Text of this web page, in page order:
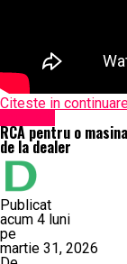
Citeste in
RCA pentru o
de la dealer
Publicat
acum 4 luni
pe
martie 31, 2026